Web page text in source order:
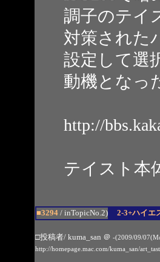
調子のテイ
対策された
設定して選
動機となっ
http://
テイスト本
■3294/ inTopicNo.2) 2-3+ハイエ
□投稿者/ kuma_san ＠ -(2009/09/
http://homepage.mac.com/kuma_san/